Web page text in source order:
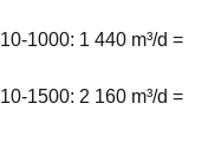
1000: 1 440 m³/d =
1500: 2 160 m³/d =